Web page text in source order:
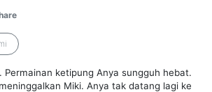
ketipung Anya sungguh hebat.
Miki. Anya tak datang lagi ke